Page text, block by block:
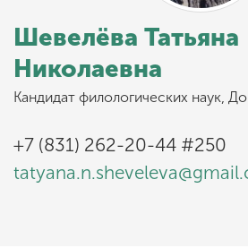
Шевелёва Татьяна
Николаевна
Кандидат филологических наук,
+7 (831) 262-20-44 #250